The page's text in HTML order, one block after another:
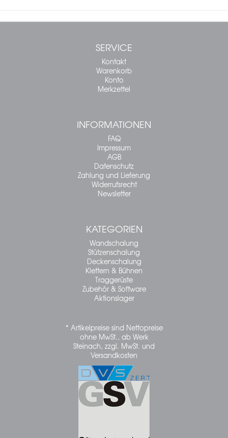
SERVICE
Kontakt
Warenkorb
Konto
Merkzettel
INFORMATIONEN
FAQ
Impressum
AGB
Datenschutz
Zahlung und Lieferung
Widerrufsrecht
Newsletter
KATEGORIEN
Wandschalung
Stützenschalung
Deckenschalung
Klettern & Bühnen
Traggerüste
Zubehör & Software
Aktionslager
* Artikelpreise sind Nettopreise
ohne MwSt., ab Werk
Steinach, zzgl. MwSt. und
Versandkosten